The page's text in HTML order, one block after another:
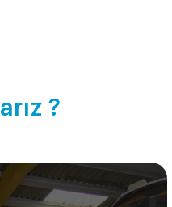
?